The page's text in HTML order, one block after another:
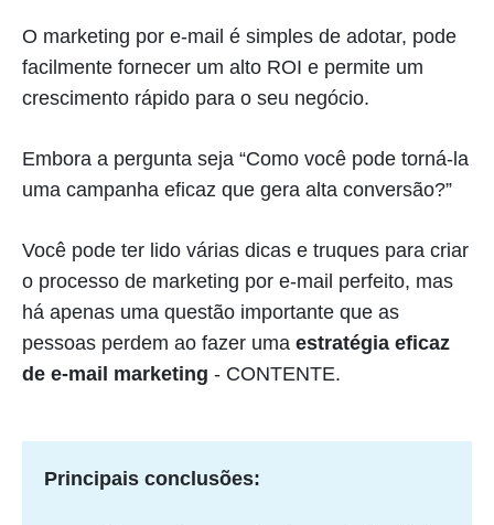
O marketing por e-mail é simples de adotar, pode
facilmente fornecer um alto ROI e permite um
crescimento rápido para o seu negócio.
Embora a pergunta seja “Como você pode torná-la
uma campanha eficaz que gera alta conversão?”
Você pode ter lido várias dicas e truques para criar
o processo de marketing por e-mail perfeito, mas
há apenas uma questão importante que as
pessoas perdem ao fazer uma estratégia eficaz
de e-mail marketing - CONTENTE.
Principais conclusões: